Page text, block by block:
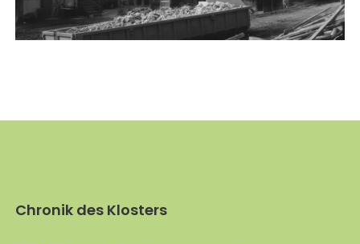
Chronik des Klosters